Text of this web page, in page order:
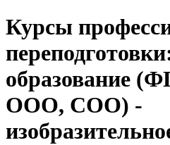
Курсы
образование
ООО, СОО) -